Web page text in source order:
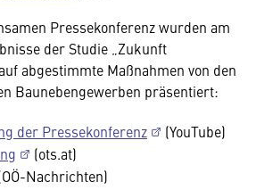
Pressekonferenz wurden am
der Studie „Zukunft
abgestimmte Maßnahmen von den
Baunebengewerben präsentiert:
der Pressekonferenz
(YouTube)
(ots.at)
Nachrichten)